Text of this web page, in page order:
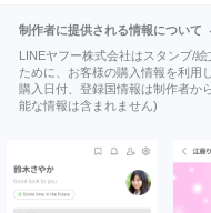
制作者に提供される情報について
LINEヤフー株式会社はスタンプ/
ために、お客様の購入情報を利用
購入日付、登録国情報は制作者か
能な情報は含まれません)